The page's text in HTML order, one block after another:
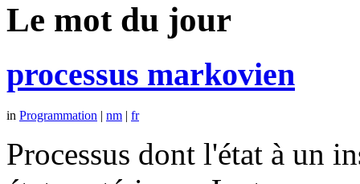
Le mot du jour
processus markovien
in Programmation | nm | fr
Processus dont l'état à un